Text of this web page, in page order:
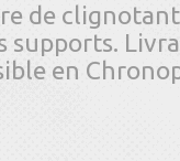
de
supports.
en